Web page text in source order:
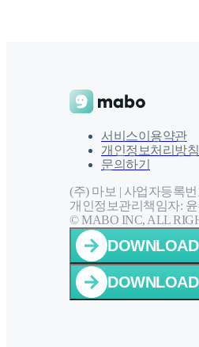
서비스이용약관
개인정보처리방침
문의하기
(주) 마보 | 사업자등록번
개인정보관리책임자:
© MABO INC, ALL